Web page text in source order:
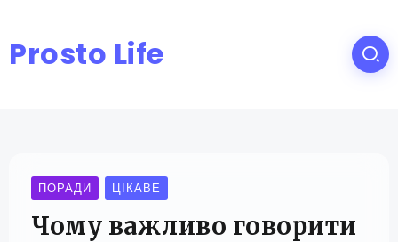
Prosto Life
ПОРАДИ ЦІКАВЕ
Чому важливо говорити